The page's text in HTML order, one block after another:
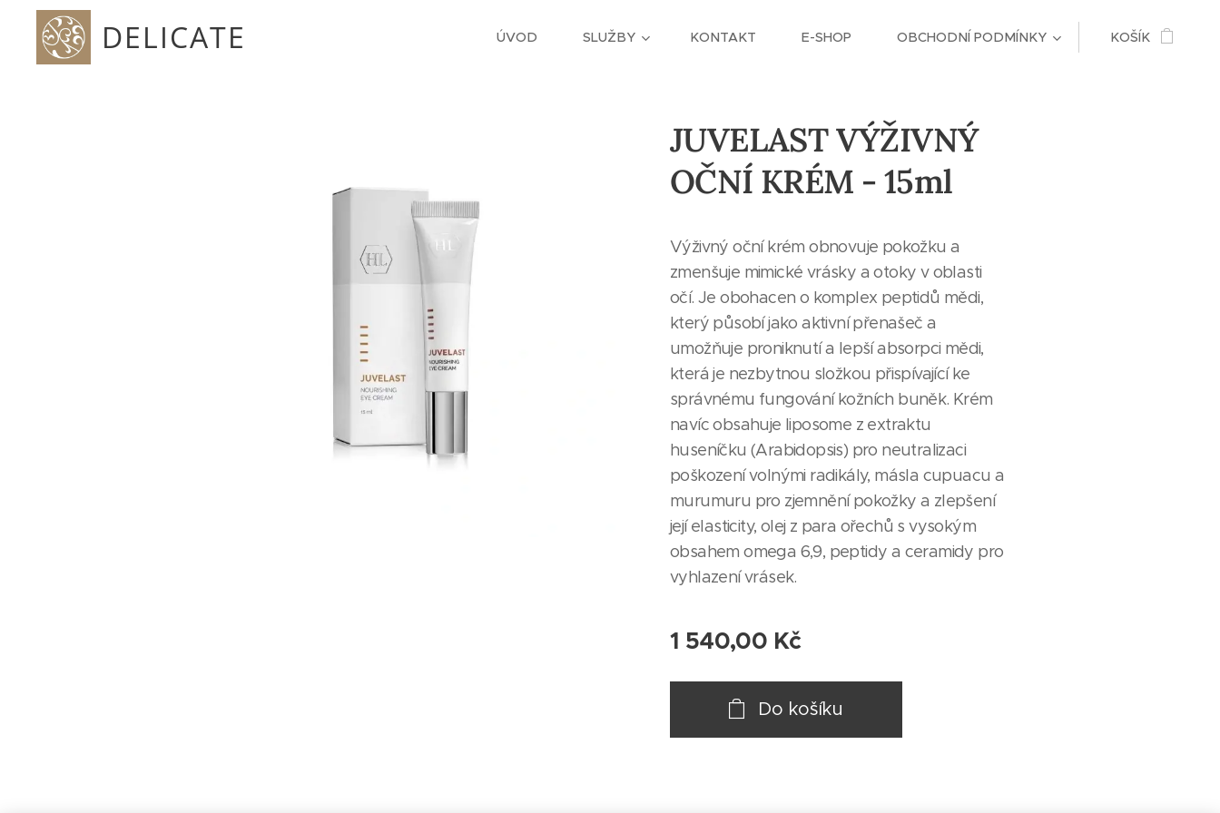
DELICATE ÚVOD SLUŽBY KONTAKT E-SHOP OBCHODNÍ PODMÍNKY KOŠÍK
JUVELAST VÝŽIVNÝ
OČNÍ KRÉM - 15ml
Výživný oční krém obnovuje pokožku a
zmenšuje mimické vrásky a otoky v oblasti
očí. Je obohacen o komplex peptidů mědi,
který působí jako aktivní přenašeč a
umožňuje proniknutí a lepší absorpci mědi,
která je nezbytnou složkou přispívající ke
správnému fungování kožních buněk. Krém
navíc obsahuje liposome z extraktu
huseníčku (Arabidopsis) pro neutralizaci
poškození volnými radikály, másla cupuacu a
murumuru pro zjemnění pokožky a zlepšení
její elasticity, olej z para ořechů s vysokým
obsahem omega 6,9, peptidy a ceramidy pro
vyhlazení vrásek.
1 540,00 Kč
Do košíku